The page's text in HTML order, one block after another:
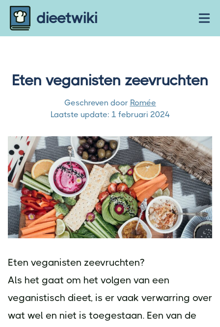
Skip to content
dieetwiki
Eten veganisten zeevruchten
Geschreven door Romée
Laatste update: 1 februari 2024
Eten veganisten zeevruchten?
Als het gaat om het volgen van een
veganistisch dieet, is er vaak verwarring over
wat wel en niet is toegestaan. Een van de